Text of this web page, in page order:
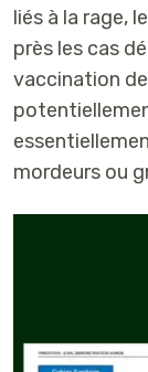
liés à la rage,
près les cas
vaccination
mordeurs ou